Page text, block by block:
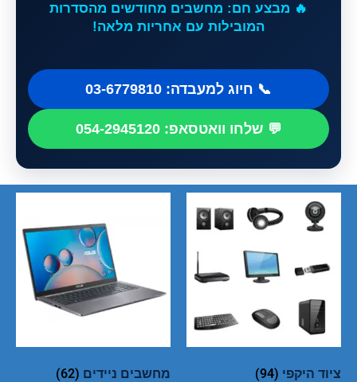
🔥 מבצע חם: מחשבים מחודשים מהסדרות
המובילות עם אחריות מלאה!
תקשורת במקום אחד!
🚚 שירות פרימיום: איסוף והחזרה מבית הלקוח
או העסק בבני ברק והסביבה!
📞 חיוג למעבדה: 03-6779810
💬 שלחו וואטסאפ: 054-2945120
ציוד היקפי (94) מחשבים ניידים (62)